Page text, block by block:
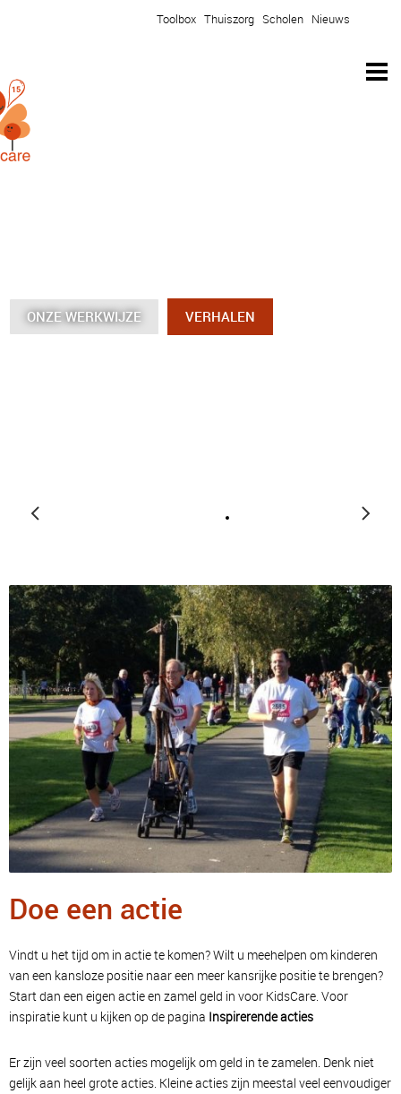
Toolbox Thuiszorg Scholen Nieuws
ONZE WERKWIJZE VERHALEN
ONZE WERKWIJZE VERHALEN
ONZE WERKWIJZE VERHALEN
ONZE WERKWIJZE VERHALEN
Doe een actie
Vindt u het tijd om in actie te komen? Wilt u meehelpen om kinderen
van een kansloze positie naar een meer kansrijke positie te brengen?
Start dan een eigen actie en zamel geld in voor KidsCare. Voor
inspiratie kunt u kijken op de pagina Inspirerende acties
Er zijn veel soorten acties mogelijk om geld in te zamelen. Denk niet
gelijk aan heel grote acties. Kleine acties zijn meestal veel eenvoudiger